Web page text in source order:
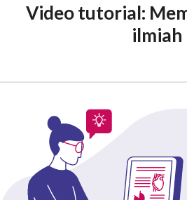
Video tutorial:
ilmiah